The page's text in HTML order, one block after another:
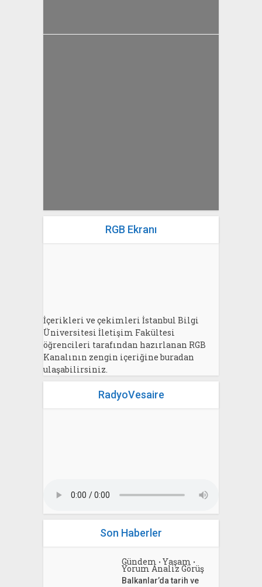
RGB Ekranı
İçerikleri ve çekimleri İstanbul Bilgi
Üniversitesi İletişim Fakültesi
öğrencileri tarafından hazırlanan RGB
Kanalının zengin içeriğine buradan
ulaşabilirsiniz.
RadyoVesaire
Son Haberler
Gündem • Yaşam •
Yorum Analiz Görüş
Balkanlar’da tarih ve